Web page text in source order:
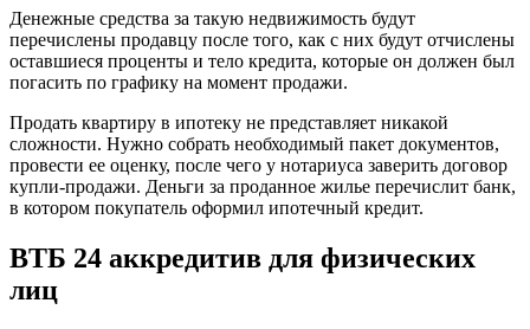
Денежные средства за такую недвижимость будут
перечислены продавцу после того, как с них будут отчислены
оставшиеся проценты и тело кредита, которые он должен был
погасить по графику на момент продажи.
Продать квартиру в ипотеку не представляет никакой
сложности. Нужно собрать необходимый пакет документов,
провести ее оценку, после чего у нотариуса заверить договор
купли-продажи. Деньги за проданное жилье перечислит банк,
в котором покупатель оформил ипотечный кредит.
ВТБ 24 аккредитив для физических
лиц